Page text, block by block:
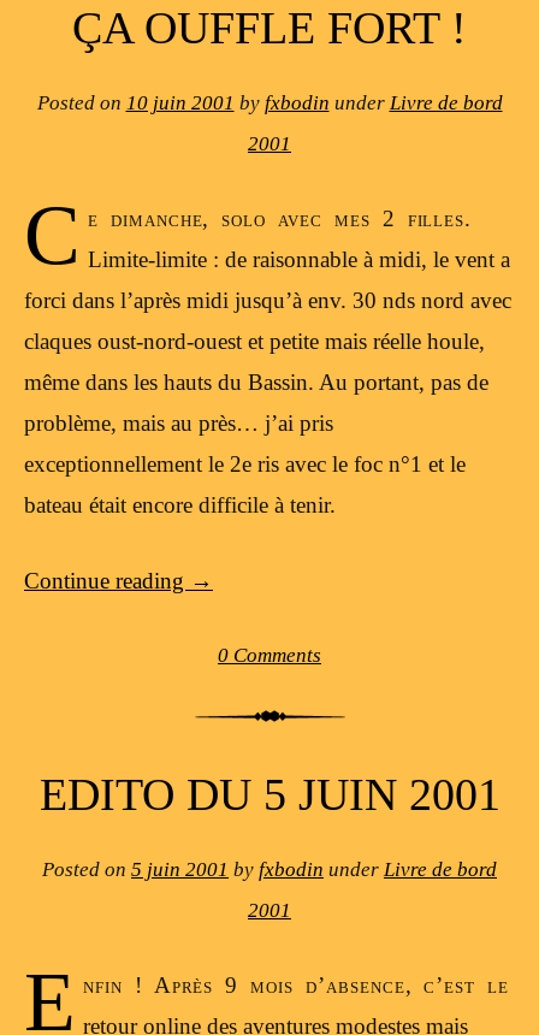
ÇA OUFFLE FORT !
Posted on 10 juin 2001 by fxbodin under Livre de bord
2001
C e dimanche, solo avec mes 2 filles.
Limite-limite : de raisonnable à midi, le vent a
forci dans l’après midi jusqu’à env. 30 nds nord avec
claques oust-nord-ouest et petite mais réelle houle,
même dans les hauts du Bassin. Au portant, pas de
problème, mais au près… j’ai pris
exceptionnellement le 2e ris avec le foc n°1 et le
bateau était encore difficile à tenir.
Continue reading →
0 Comments
EDITO DU 5 JUIN 2001
Posted on 5 juin 2001 by fxbodin under Livre de bord
2001
E nfin ! Après 9 mois d’absence, c’est le
retour online des aventures modestes mais